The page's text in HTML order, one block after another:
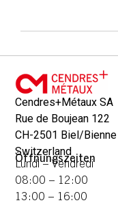
Cendres+Métaux SA
Rue de Boujean 122
CH-2501 Biel/Bienne
Switzerland
Öffnungszeiten
Lundi – Vendredi
08:00 – 12:00
13:00 – 16:00